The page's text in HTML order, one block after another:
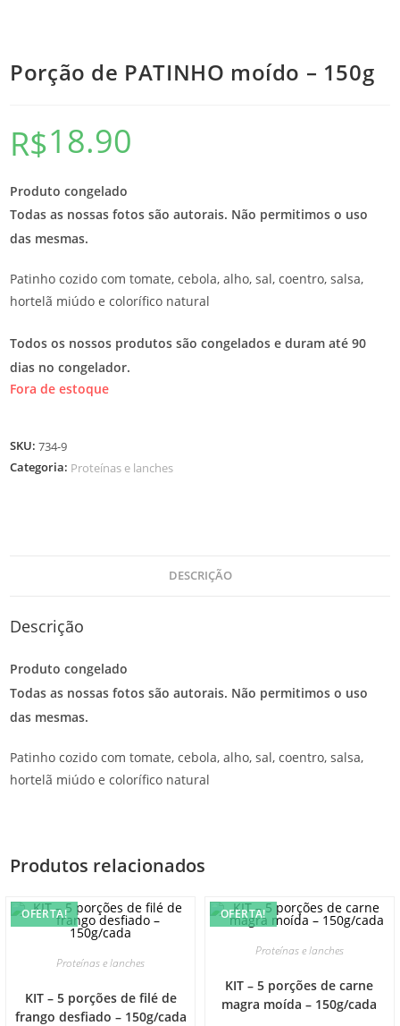
Porção de PATINHO moído – 150g
R$18.90
Produto congelado
Todas as nossas fotos são autorais. Não permitimos o uso
das mesmas.
Patinho cozido com tomate, cebola, alho, sal, coentro, salsa,
hortelã miúdo e colorífico natural
Todos os nossos produtos são congelados e duram até 90
dias no congelador.
Fora de estoque
SKU:734-9
Categoria: Proteínas e lanches
DESCRIÇÃO
Descrição
Produto congelado
Todas as nossas fotos são autorais. Não permitimos o uso
das mesmas.
Patinho cozido com tomate, cebola, alho, sal, coentro, salsa,
hortelã miúdo e colorífico natural
Produtos relacionados
OFERTA!
Proteínas e lanches
KIT – 5 porções de filé de
frango desfiado – 150g/cada
OFERTA!
Proteínas e lanches
KIT – 5 porções de carne
magra moída – 150g/cada